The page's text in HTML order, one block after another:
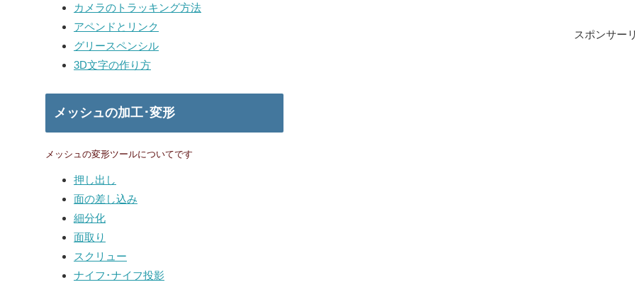
スポンサー
カメラのトラッキング方法
アペンドとリンク
グリースペンシル
3D文字の作り方
メッシュの加工･変形
メッシュの変形ツールについてです
押し出し
面の差し込み
細分化
面取り
スクリュー
ナイフ･ナイフ投影